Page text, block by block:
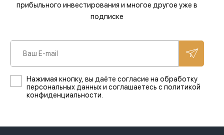
прибыльного инвестирования и многое другое уже в
подписке
Нажимая кнопку, вы даёте согласие на обработку
персональных данных и соглашаетесь с политикой
конфиденциальности.